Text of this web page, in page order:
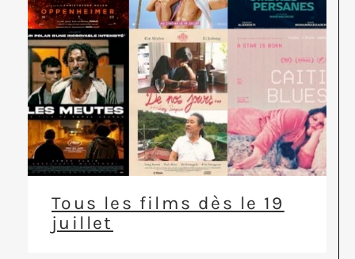
Tous les films dès le 19
juillet